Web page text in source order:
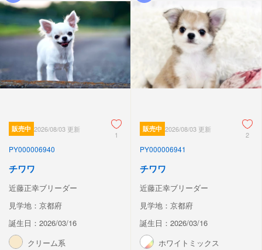
販売中 2026/08/03 更新
1
PY000006940
チワワ
近藤正幸ブリーダー
見学地：京都府
誕生日：2026/03/16
クリーム系
販売中 2026/08/03 更新
2
PY000006941
チワワ
近藤正幸ブリーダー
見学地：京都府
誕生日：2026/03/16
ホワイトミックス